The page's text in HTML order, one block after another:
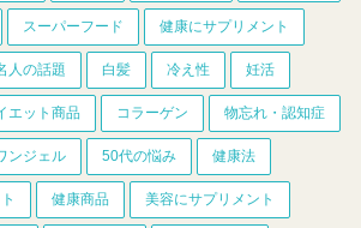
スーパーフード 健康にサプリメント
人の話題 白髪 冷え性 妊活
エット商品 コラーゲン 物忘れ・認知症
ンジェル 50代の悩み 健康法
健康商品 美容にサプリメント